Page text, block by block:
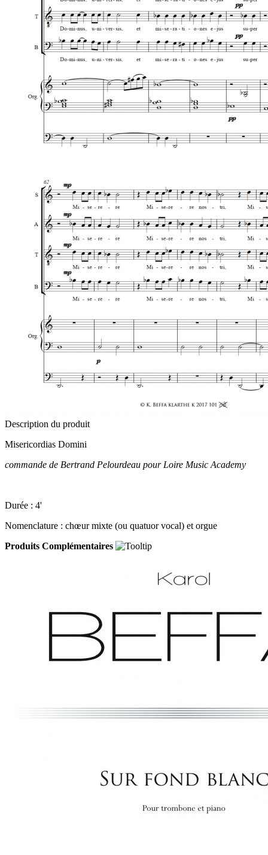
Description du produit
Misericordias Domini
commande de Bertrand Pelourdeau pour Loire Music Academy
Durée : 4'
Nomenclature : chœur mixte (ou quatuor vocal) et orgue
Produits Complémentaires